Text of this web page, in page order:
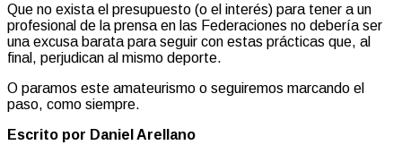
Que no exista el presupuesto (o el interés) para tener a un
profesional de la prensa en las Federaciones no debería ser
una excusa barata para seguir con estas prácticas que, al
final, perjudican al mismo deporte.
O paramos este amateurismo o seguiremos marcando el
paso, como siempre.
Escrito por Daniel Arellano